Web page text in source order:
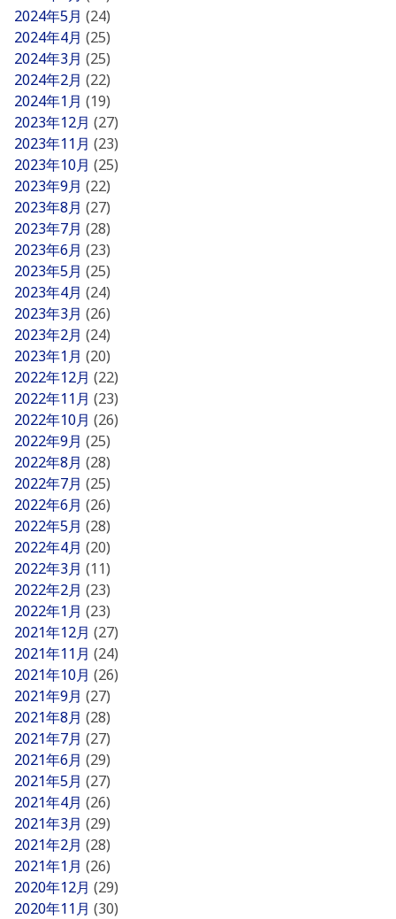
2024年5月 (24)
2024年4月 (25)
2024年3月 (25)
2024年2月 (22)
2024年1月 (19)
2023年12月 (27)
2023年11月 (23)
2023年10月 (25)
2023年9月 (22)
2023年8月 (27)
2023年7月 (28)
2023年6月 (23)
2023年5月 (25)
2023年4月 (24)
2023年3月 (26)
2023年2月 (24)
2023年1月 (20)
2022年12月 (22)
2022年11月 (23)
2022年10月 (26)
2022年9月 (25)
2022年8月 (28)
2022年7月 (25)
2022年6月 (26)
2022年5月 (28)
2022年4月 (20)
2022年3月 (11)
2022年2月 (23)
2022年1月 (23)
2021年12月 (27)
2021年11月 (24)
2021年10月 (26)
2021年9月 (27)
2021年8月 (28)
2021年7月 (27)
2021年6月 (29)
2021年5月 (27)
2021年4月 (26)
2021年3月 (29)
2021年2月 (28)
2021年1月 (26)
2020年12月 (29)
2020年11月 (30)